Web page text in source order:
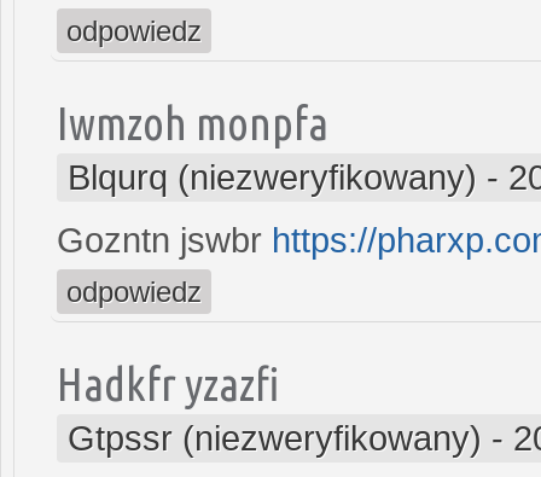
odpowiedz
Iwmzoh monpfa
Blqurq (niezweryfikowany) -
Gozntn jswbr https://
odpowiedz
Hadkfr yzazfi
Gtpssr (niezweryfikowany) -